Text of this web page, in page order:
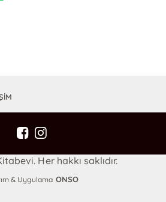
Her hakkı saklıdır.
& Uygulama ONSO